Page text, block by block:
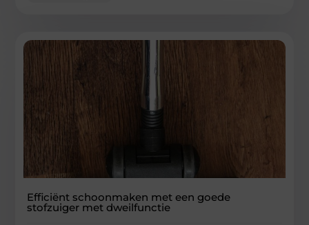
Efficiënt schoonmaken met een goede
stofzuiger met dweilfunctie